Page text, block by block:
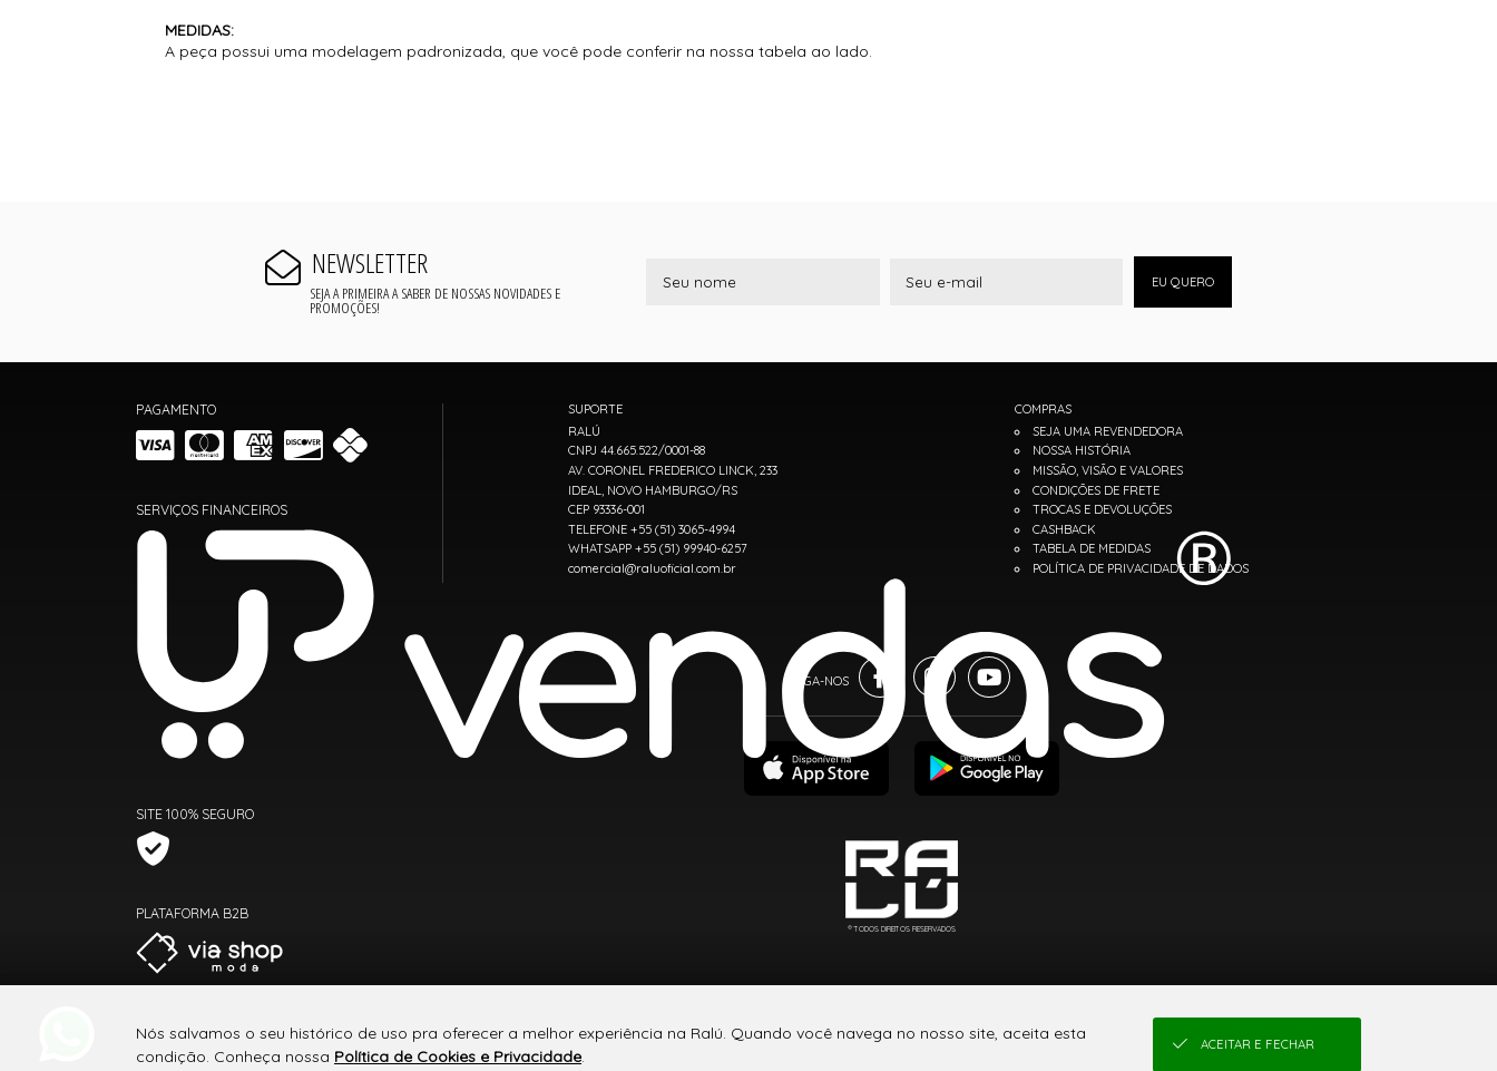
MEDIDAS:
A peça possui uma modelagem padronizada, que você pode conferir na nossa tabela ao lado.
NEWSLETTER
SEJA A PRIMEIRA A SABER DE NOSSAS NOVIDADES E
PROMOÇÕES!
EU QUERO
PAGAMENTO
SERVIÇOS FINANCEIROS
SITE 100% SEGURO
PLATAFORMA B2B
SUPORTE
RALÚ
CNPJ 44.665.522/0001-88
AV. CORONEL FREDERICO LINCK, 233
IDEAL, NOVO HAMBURGO/RS
CEP 93336-001
TELEFONE +55 (51) 3065-4994
WHATSAPP +55 (51) 99940-6257
comercial@raluoficial.com.br
COMPRAS
SEJA UMA REVENDEDORA
NOSSA HISTÓRIA
MISSÃO, VISÃO E VALORES
CONDIÇÕES DE FRETE
TROCAS E DEVOLUÇÕES
CASHBACK
TABELA DE MEDIDAS
POLÍTICA DE PRIVACIDADE DE DADOS
® TODOS DIREITOS RESERVADOS
Nós salvamos o seu histórico de uso pra oferecer a melhor experiência na Ralú. Quando você navega no nosso site, aceita esta
condição. Conheça nossa Política de Cookies e Privacidade.
ACEITAR E FECHAR